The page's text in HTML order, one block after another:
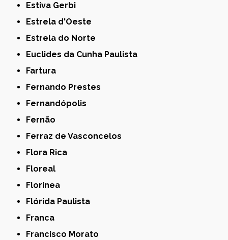
Estiva Gerbi
Estrela d'Oeste
Estrela do Norte
Euclides da Cunha Paulista
Fartura
Fernando Prestes
Fernandópolis
Fernão
Ferraz de Vasconcelos
Flora Rica
Floreal
Florínea
Flórida Paulista
Franca
Francisco Morato